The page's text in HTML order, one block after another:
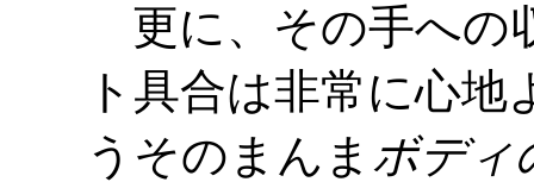
更に、その手への
ト具合は非常に心
うそのまんま ボディ